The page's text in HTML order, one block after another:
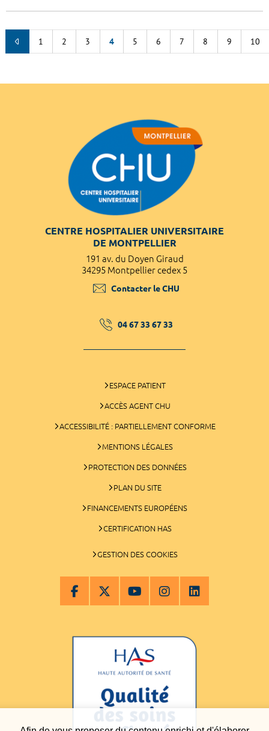
1 2 3 4 5 6 7 8 9 10
CENTRE HOSPITALIER UNIVERSITAIRE
DE MONTPELLIER
191 av. du Doyen Giraud
34295 Montpellier cedex 5
Contacter le CHU
04 67 33 67 33
ESPACE PATIENT
ACCÈS AGENT CHU
ACCESSIBILITÉ : PARTIELLEMENT CONFORME
MENTIONS LÉGALES
PROTECTION DES DONNÉES
PLAN DU SITE
FINANCEMENTS EUROPÉENS
CERTIFICATION HAS
GESTION DES COOKIES